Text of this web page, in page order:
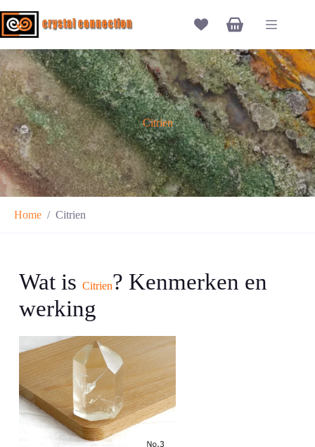
naar
de
Winkelwagen
Citrien
Home / Citrien
Wat is Citrien? Kenmerken en
werking